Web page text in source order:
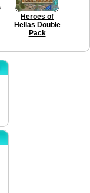
Heroes of
Hellas Double
Pack